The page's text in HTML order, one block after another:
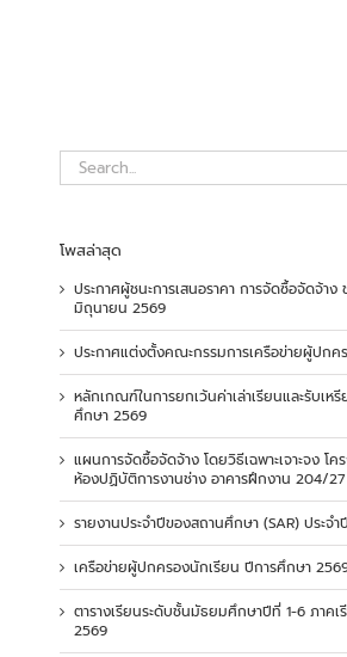
Search
for:
โพสล่าสุด
ประกาศผู้ชนะการเสนอราคา การจัดซื้อจัดจ้า
มิถุนายน 2569
ประกาศแต่งตั้งคณะกรรมการเครือข่ายผู้ปกค
หลักเกณฑ์ในการยกเว้นค่าเล่าเรียนและรับเห
ศึกษา 2569
แผนการจัดซื้อจัดจ้าง โดยวิธีเฉพาะเจาะจง โ
ห้องปฏิบัติการงานช่าง อาคารฝึกงาน 204/27
รายงานประจำปีของสถานศึกษา (SAR) ประจ
เครือข่ายผู้ปกครองนักเรียน ปีการศึกษา
ตารางเรียนระดับชั้นมัธยมศึกษาปีที่ 1-6 ภาค
2569